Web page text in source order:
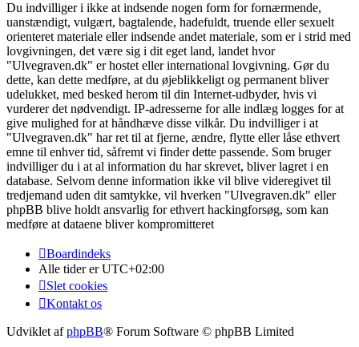
Du indvilliger i ikke at indsende nogen form for fornærmende,
uanstændigt, vulgært, bagtalende, hadefuldt, truende eller sexuelt
orienteret materiale eller indsende andet materiale, som er i strid med
lovgivningen, det være sig i dit eget land, landet hvor
"Ulvegraven.dk" er hostet eller international lovgivning. Gør du
dette, kan dette medføre, at du øjeblikkeligt og permanent bliver
udelukket, med besked herom til din Internet-udbyder, hvis vi
vurderer det nødvendigt. IP-adresserne for alle indlæg logges for at
give mulighed for at håndhæve disse vilkår. Du indvilliger i at
"Ulvegraven.dk" har ret til at fjerne, ændre, flytte eller låse ethvert
emne til enhver tid, såfremt vi finder dette passende. Som bruger
indvilliger du i at al information du har skrevet, bliver lagret i en
database. Selvom denne information ikke vil blive videregivet til
tredjemand uden dit samtykke, vil hverken "Ulvegraven.dk" eller
phpBB blive holdt ansvarlig for ethvert hackingforsøg, som kan
medføre at dataene bliver kompromitteret
Boardindeks
Alle tider erUTC+02:00
Slet cookies
Kontakt os
Udviklet afphpBB® Forum Software © phpBB Limited